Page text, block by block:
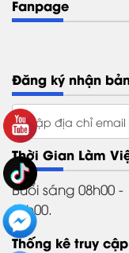
Fanpage
Đăng ký nhận
Thời Gian Làm
Buổi sáng 08h00 -
21h00.
Thống kê truy cập